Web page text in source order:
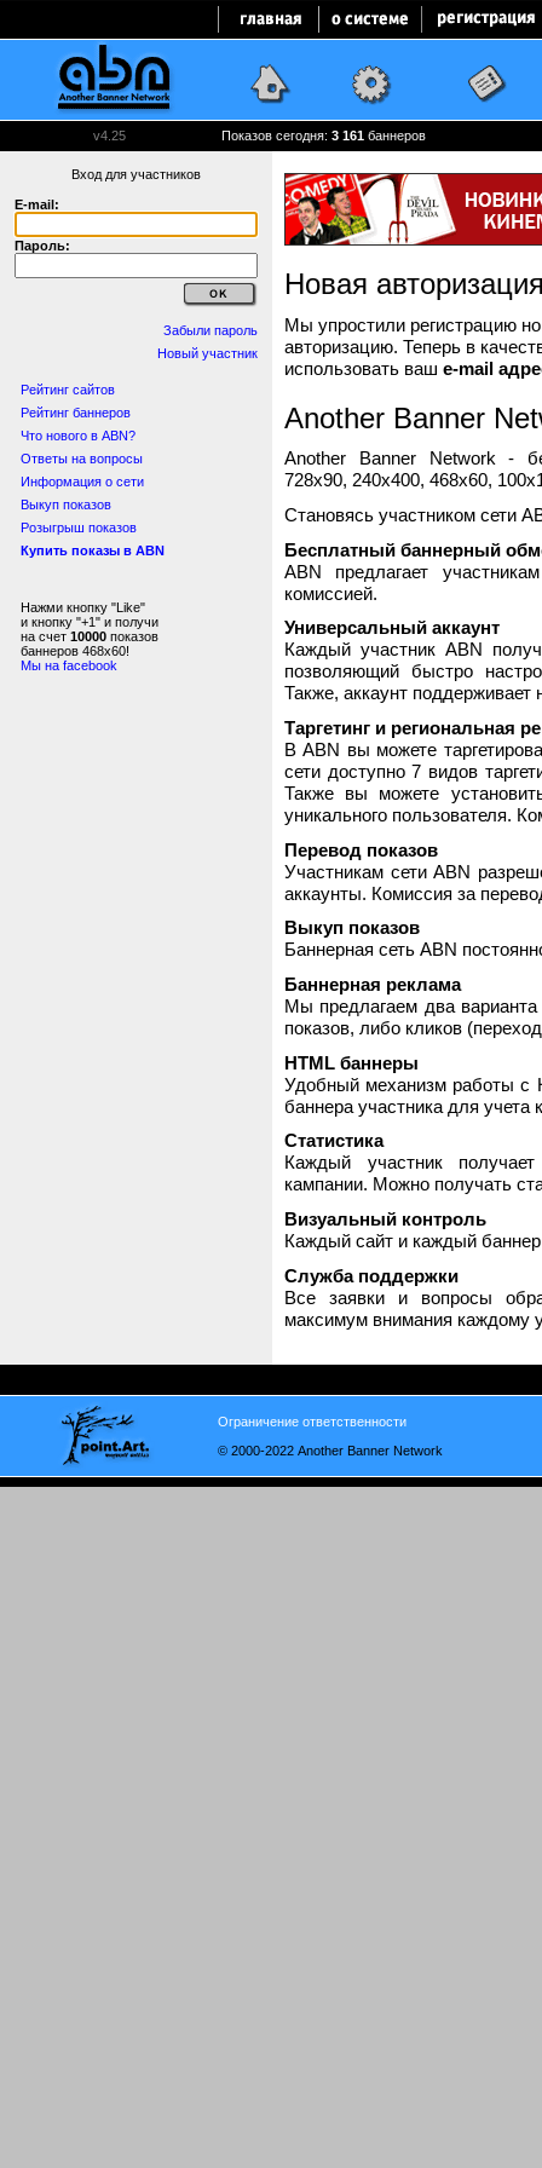
v4.25 Показов сегодня: 3 161 баннеров
Вход для участников
E-mail:
Пароль:
Забыли пароль
Новый участник
Рейтинг сайтов
Рейтинг баннеров
Что нового в ABN?
Ответы на вопросы
Информация о сети
Выкуп показов
Розыгрыш показов
Купить показы в ABN
Нажми кнопку "Like"
и кнопку "+1" и получи
на счет 10000 показов
баннеров 468x60!
Мы на facebook
Новая
Мы упростили регистрацию
авторизацию. Теперь в
использовать ваш e-mail
Another Banner
Another Banner Network -
728x90, 240x400, 468x60,
Становясь участником сети
Бесплатный баннерный
ABN предлагает
комиссией.
Универсальный аккаунт
Каждый участник ABN
позволяющий быстро
Также, аккаунт поддерживает
Таргетинг и региональная
В ABN вы можете
сети доступно 7 видов
Также вы можете
уникального пользователя.
Перевод показов
Участникам сети ABN
аккаунты. Комиссия за
Выкуп показов
Баннерная сеть ABN
Баннерная реклама
Мы предлагаем два
показов, либо кликов
HTML баннеры
Удобный механизм работы с
баннера участника для
Статистика
Каждый участник
кампании. Можно получать
Визуальный контроль
Каждый сайт и каждый
Служба поддержки
Все заявки и вопросы
максимум внимания каждому
Ограничение ответственности
© 2000-2022 Another Banner Network